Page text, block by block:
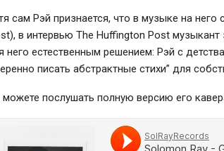
сам Рэй признается, что в музыке на него
в интервью The Huffington Post
него естественным решением: Рэй с
писать абстрактные стихи” для
послушать полную версию его кавера